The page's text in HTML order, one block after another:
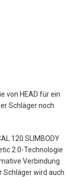
von HEAD für ein
Schläger noch
120 SLIMBODY
2.0-Technologie
Verbindung
Schläger wird auch